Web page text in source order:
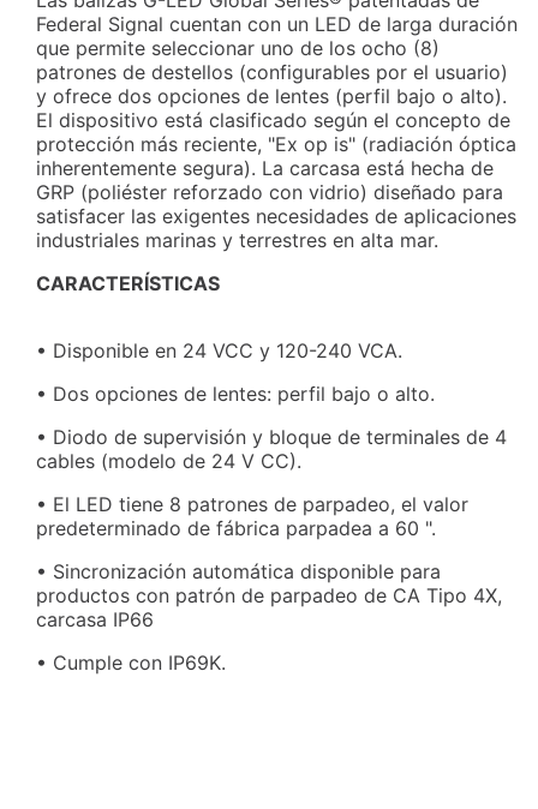
Federal Signal cuentan con un LED de larga duración
que permite seleccionar uno de los ocho (8)
patrones de destellos (configurables por el usuario)
y ofrece dos opciones de lentes (perfil bajo o alto).
El dispositivo está clasificado según el concepto de
protección más reciente, "Ex op is" (radiación óptica
inherentemente segura). La carcasa está hecha de
GRP (poliéster reforzado con vidrio) diseñado para
satisfacer las exigentes necesidades de aplicaciones
industriales marinas y terrestres en alta mar.
CARACTERÍSTICAS
• Disponible en 24 VCC y 120-240 VCA.
• Dos opciones de lentes: perfil bajo o alto.
• Diodo de supervisión y bloque de terminales de 4
cables (modelo de 24 V CC).
• El LED tiene 8 patrones de parpadeo, el valor
predeterminado de fábrica parpadea a 60 ".
• Sincronización automática disponible para
productos con patrón de parpadeo de CA Tipo 4X,
carcasa IP66
• Cumple con IP69K.